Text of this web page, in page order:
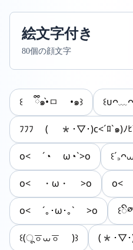
絵文字付き
80個の顔文字
꒰ ྀི๑•̀ㅁ •๑꒱
ﾌﾌﾌ ( *･▽･)c<´ﾛ`๑)ﾉﾋ
o< ´◔ ω◔`>o
o< ・ω・ >o o<
o< ´｡･ω･｡` >o
꒰(ूㆆ⩊ㆆ )꒱ (*･▽･